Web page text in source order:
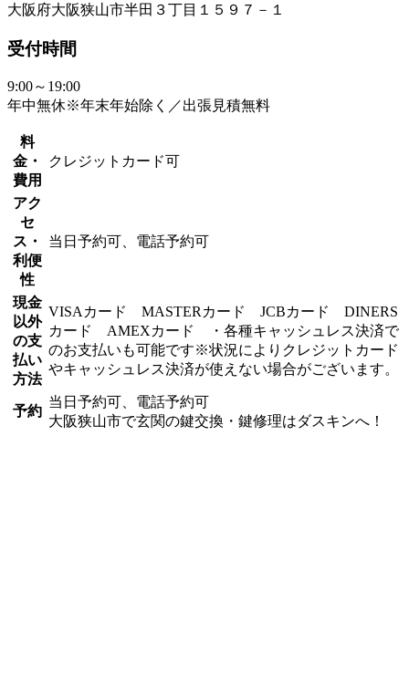
大阪府大阪狭山市半田３丁目１５９７－１
受付時間
9:00～19:00
年中無休※年末年始除く／出張見積無料
料
金・
費用
クレジットカード可
アク
セ
ス・
利便
性
当日予約可、電話予約可
現金
以外
の支
払い
方法
VISAカード MASTERカード JCBカード DINERS
カード AMEXカード ・各種キャッシュレス決済で
のお支払いも可能です※状況によりクレジットカード
やキャッシュレス決済が使えない場合がございます。
予約
当日予約可、電話予約可
大阪狭山市で玄関の鍵交換・鍵修理はダスキンへ！